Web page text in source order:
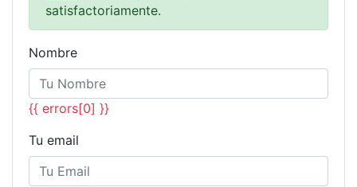
satisfactoriamente.
Nombre
{{ errors[0] }}
Tu email